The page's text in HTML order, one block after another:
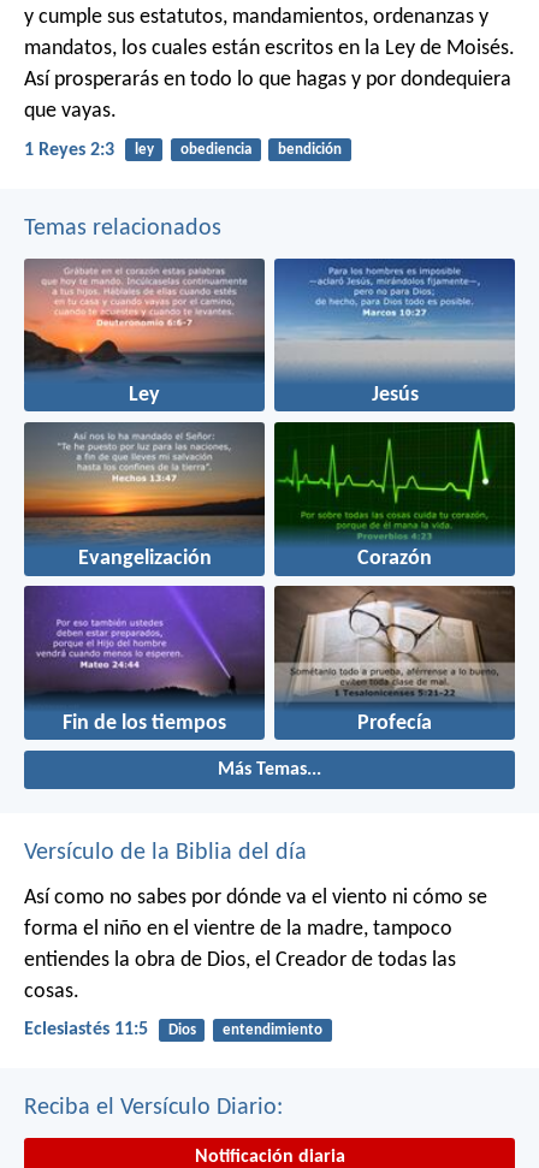
y cumple sus estatutos, mandamientos, ordenanzas y
mandatos, los cuales están escritos en la Ley de Moisés.
Así prosperarás en todo lo que hagas y por dondequiera
que vayas.
1 Reyes 2:3 ley obediencia bendición
Temas relacionados
Ley Jesús
Evangelización Corazón
Fin de los tiempos Profecía
Más Temas...
Versículo de la Biblia del día
Así como no sabes por dónde va el viento ni cómo se
forma el niño en el vientre de la madre, tampoco
entiendes la obra de Dios, el Creador de todas las
cosas.
Eclesiastés 11:5 Dios entendimiento
Reciba el Versículo Diario:
Notificación diaria